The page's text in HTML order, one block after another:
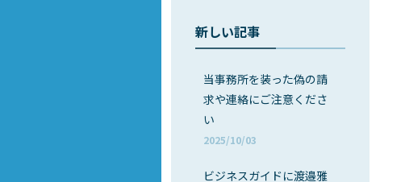
新しい記事
当事務所を装った偽の請
求や連絡にご注意くださ
い
2025/10/03
ビジネスガイドに渡邉雅